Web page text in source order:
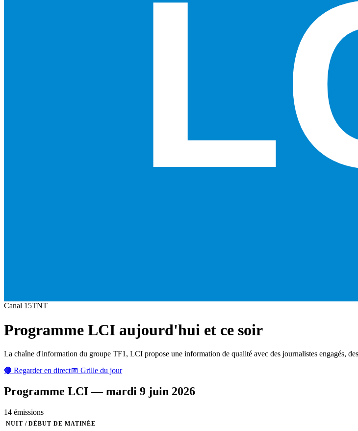
Canal 15TNT
Programme LCI aujourd'hui et ce soir
La chaîne d'information du groupe TF1, LCI propose une information de qualité avec des journalistes engagés,
🔴 Regarder en direct📅 Grille du jour
Programme LCI—mardi 9 juin 2026
14 émissions
NUIT / DÉBUT DE MATINÉE